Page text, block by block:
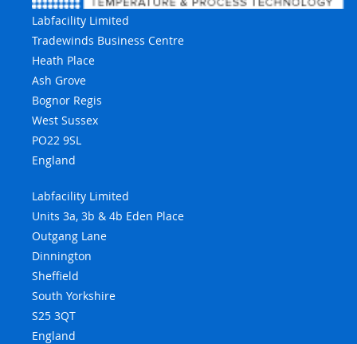
Labfacility Limited
Tradewinds Business Centre
Heath Place
Ash Grove
Bognor Regis
West Sussex
PO22 9SL
England
Labfacility Limited
Units 3a, 3b & 4b Eden Place
Outgang Lane
Dinnington
Sheffield
South Yorkshire
S25 3QT
England